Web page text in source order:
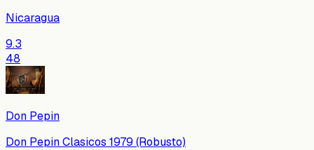
Nicaragua
9.3
48
Don Pepin
Don Pepin Clasicos 1979 (Robusto)